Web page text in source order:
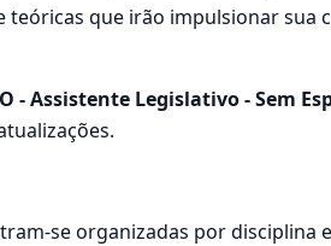
teóricas que irão impulsionar sua
- Assistente Legislativo - Sem
se organizadas por